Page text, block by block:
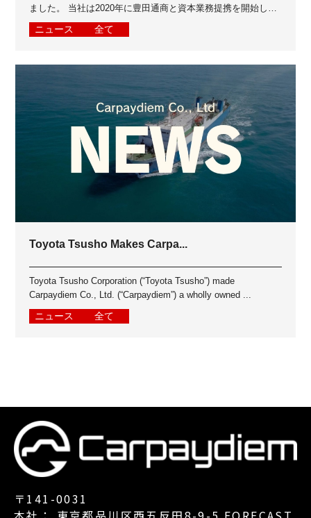
ました。 当社は2020年に豊田通商と資本業務提携を開始し、
2023年に豊田通商グループイン...
ニュース 全て
Toyota Tsusho Makes Carpa...
Toyota Tsusho Corporation (“Toyota Tsusho”) made
Carpaydiem Co., Ltd. (“Carpaydiem”) a wholly owned ...
ニュース 全て
〒141-0031